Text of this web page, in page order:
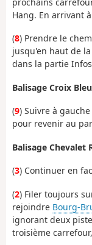
Hang. En arrivant
(8) Prendre le
jusqu'en haut de
dans la partie
Balisage Croix Bleu
(9) Suivre à
pour revenir au
Balisage Chevalet
(3) Continuer en
(2) Filer toujours
rejoindre Bourg-
ignorant deux
troisième